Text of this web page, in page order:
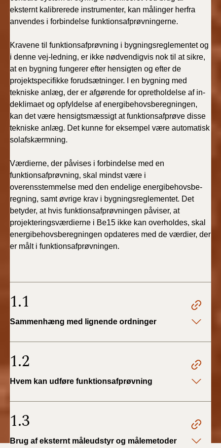
eksternt kalibrerede instrumenter, kan målinger herfra
anvendes i forbindelse funktionsafprøvningerne.
Kravene til funktionsafprøvning i bygningsreglementet og
i denne vej-ledning, er ikke nødvendigvis nok til at sikre,
at en bygning fungerer efter hensigten og efter de
projektspecifikke forudsætninger. I en bygning med
tekniske anlæg, der er afgørende for opretholdelse af in-
deklimaet og opfyldelse af energibehovsberegningen,
kan det være hensigtsmæssigt at funktionsafprøve disse
tekniske anlæg. Det kunne for eksempel være automatisk
solafskærmning.
Værdierne, der påvises i forbindelse med en
funktionsafprøvning, skal mindst være i
overensstemmelse med den endelige energibehovsbe-
regning, samt øvrige krav i bygningsreglementet. Det
betyder, at hvis funktionsafprøvningen påviser, at
projekteringsværdierne i Be15 ikke kan overholdes, skal
energibehovsberegningen opdateres med de værdier, der
er målt i funktionsafprøvningen.
1.1
Sammenhæng med lignende ordninger
1.2
Hvem kan udføre funktionsafprøvning
1.3
Brug af eksternt måleudstyr og målemetoder